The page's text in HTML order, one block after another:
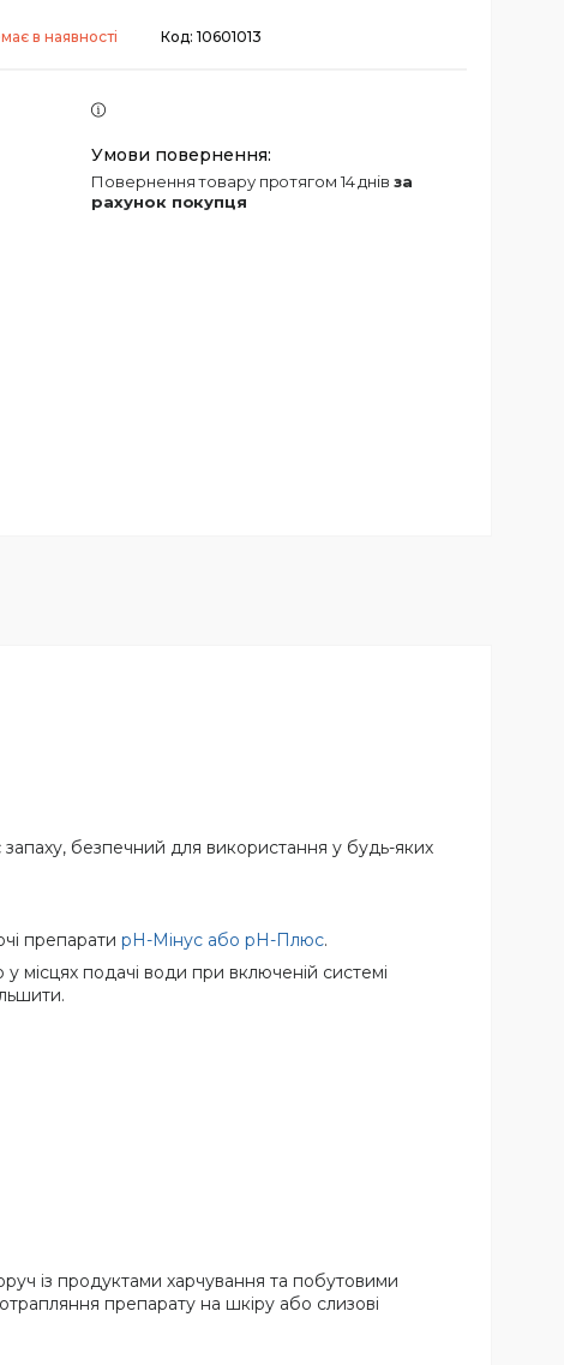
в наявності Код: 10601013
повернення товару протягом 14 днів за
рахунок покупця
безпечний для використання у будь-яких
препарати pH-Мінус або pH-Плюс.
місцях подачі води при включеній системі
із продуктами харчування та побутовими
препарату на шкіру або слизові